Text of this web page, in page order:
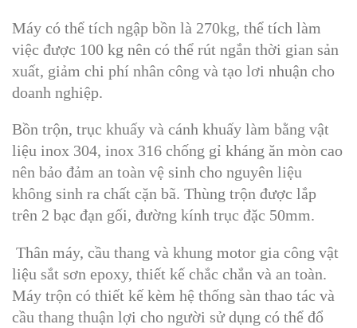
Máy có thể tích ngập bồn là 270kg, thể tích làm
việc được 100 kg nên có thể rút ngắn thời gian sản
xuất, giảm chi phí nhân công và tạo lơi nhuận cho
doanh nghiệp.
Bồn trộn, trục khuấy và cánh khuấy làm bằng vật
liệu inox 304, inox 316 chống gỉ kháng ăn mòn cao
nên bảo đảm an toàn vệ sinh cho nguyên liệu
không sinh ra chất cặn bã. Thùng trộn được lắp
trên 2 bạc đạn gối, đường kính trục đặc 50mm.
Thân máy, cầu thang và khung motor gia công vật
liệu sắt sơn epoxy, thiết kế chắc chắn và an toàn.
Máy trộn có thiết kế kèm hệ thống sàn thao tác và
cầu thang thuận lợi cho người sử dụng có thể đổ